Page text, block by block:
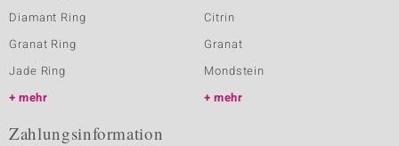
Diamant Ring
Granat Ring
Jade Ring
mehr
Citrin
Granat
Mondstein
mehr
Zahlungsinformation